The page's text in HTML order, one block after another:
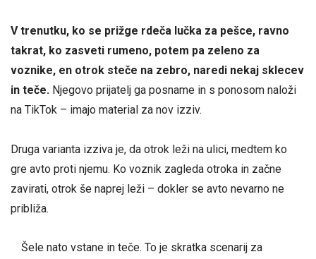
V trenutku, ko se prižge rdeča lučka za pešce, ravno
takrat, ko zasveti rumeno, potem pa zeleno za
voznike, en otrok steče na zebro, naredi nekaj sklecev
in teče. Njegovo prijatelj ga posname in s ponosom naloži
na TikTok – imajo material za nov izziv.
Druga varianta izziva je, da otrok leži na ulici, medtem ko
gre avto proti njemu. Ko voznik zagleda otroka in začne
zavirati, otrok še naprej leži – dokler se avto nevarno ne
približa.
Šele nato vstane in teče. To je skratka scenarij za